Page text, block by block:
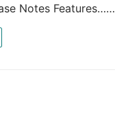
Notes Features……